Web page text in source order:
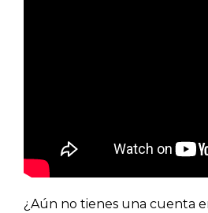
¿Aún no tienes una cuenta